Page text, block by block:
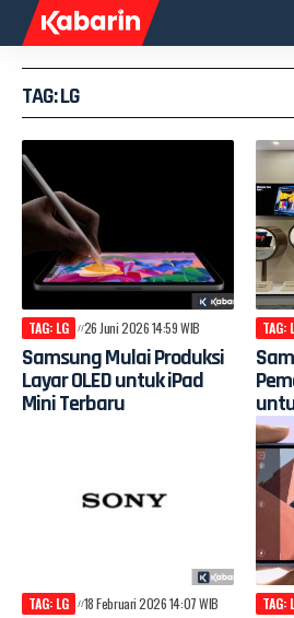
TAG: LG
TAG: LG 26 Juni 2026 14:59 WIB
Samsung Mulai Produksi
Layar OLED untuk iPad
Mini Terbaru
TAG:
TAG: LG 18 Februari 2026 14:07 WIB TAG: